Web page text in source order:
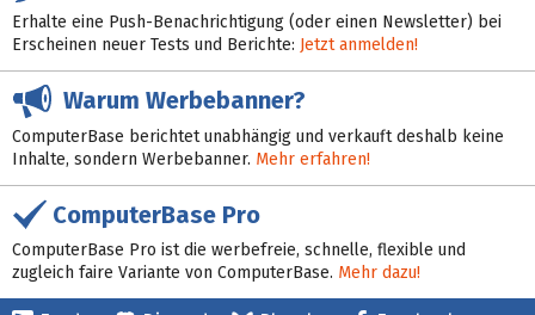
Erhalte eine Push-Benachrichtigung (oder einen Newsletter) bei
Erscheinen neuer Tests und Berichte: Jetzt anmelden!
Warum Werbebanner?
ComputerBase berichtet unabhängig und verkauft deshalb keine
Inhalte, sondern Werbebanner. Mehr erfahren!
ComputerBase Pro
ComputerBase Pro ist die werbefreie, schnelle, flexible und
zugleich faire Variante von ComputerBase. Mehr dazu!